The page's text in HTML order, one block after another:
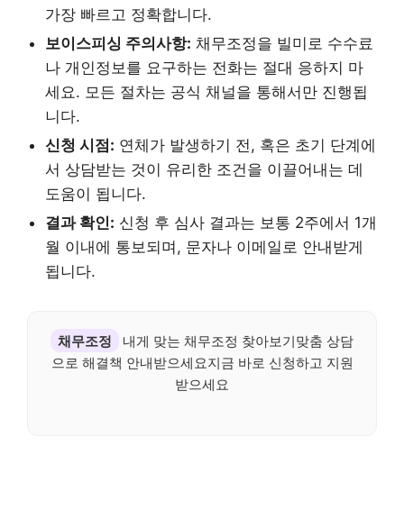
가장 빠르고 정확합니다.
보이스피싱 주의사항: 채무조정을 빌미로 수수료
나 개인정보를 요구하는 전화는 절대 응하지 마
세요. 모든 절차는 공식 채널을 통해서만 진행됩
니다.
신청 시점: 연체가 발생하기 전, 혹은 초기 단계에
서 상담받는 것이 유리한 조건을 이끌어내는 데
도움이 됩니다.
결과 확인: 신청 후 심사 결과는 보통 2주에서 1개
월 이내에 통보되며, 문자나 이메일로 안내받게
됩니다.
채무조정
내게 맞는 채무조정 찾아보기맞춤 상담
으로 해결책 안내받으세요지금 바로 신청하고 지원
받으세요